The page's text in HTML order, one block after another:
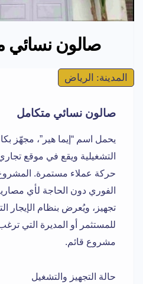
صالون نسائي
المدينة: الرياض
صالون نسائي متكامل
يحمل اسم “إيما هير”، مجهّز
التشغيلية ويقع في موقع
حركة عملاء مستمرة.
الفوري دون الحاجة لأي
تجهيز، ويُعرض بنظام الإيجار
للمستثمر أو المديرة التي
مشروع قائم.
حالة التجهيز والتشغيل